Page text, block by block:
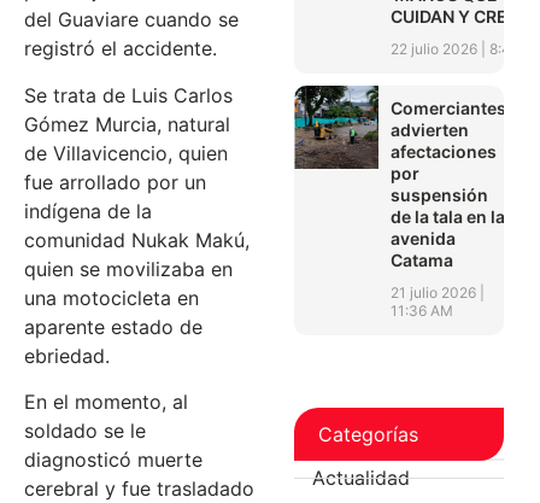
del Guaviare cuando se
registró el accidente.
Se trata de Luis Carlos
Gómez Murcia, natural
de Villavicencio, quien
fue arrollado por un
indígena de la
comunidad Nukak Makú,
quien se movilizaba en
una motocicleta en
aparente estado de
ebriedad.
En el momento, al
soldado se le
diagnosticó muerte
cerebral y fue trasladado
CUIDAN Y CREAN’
22 julio 2026 8:45
Comerciantes
advierten
afectaciones
por
suspensión
de la tala en la
avenida
Catama
21 julio 2026
11:36 AM
Categorías
Actualidad